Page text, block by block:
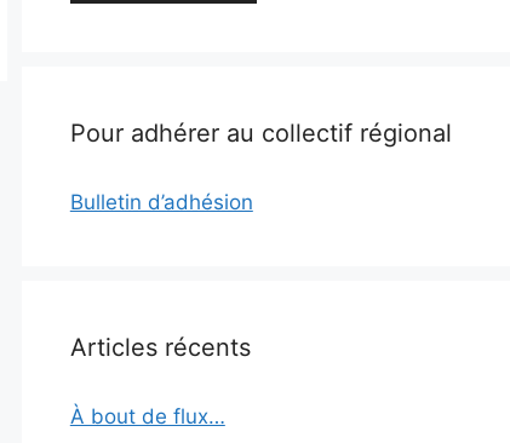
Pour adhérer au collectif régional
Bulletin d’adhésion
Articles récents
À bout de flux…